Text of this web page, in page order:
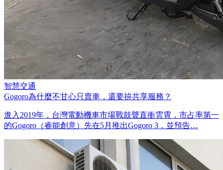
智慧交通
Gogoro為什麼不甘心只賣車，還要拚共享服務？
進入2019年，台灣電動機車市場戰鼓聲直衝雲霄，市占率第一
的Gogoro（睿能創意）先在5月推出Gogoro 3，並預告…